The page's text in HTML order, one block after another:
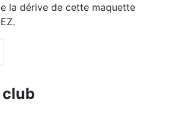
la dérive de cette maquette